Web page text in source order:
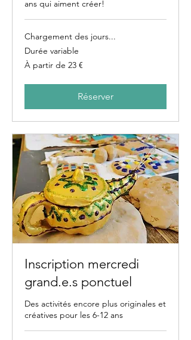
ans qui aiment créer!
Chargement des jours...
Durée variable
À
partir
À partir de 23 €
Réserver
Inscription mercredi
grand.e.s ponctuel
Des activités encore plus originales et
créatives pour les 6-12 ans